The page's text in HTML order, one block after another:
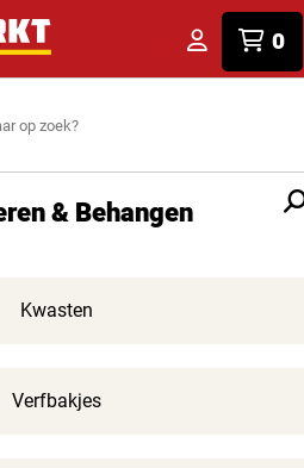
0
& Behangen
Kwasten
Verfbakjes